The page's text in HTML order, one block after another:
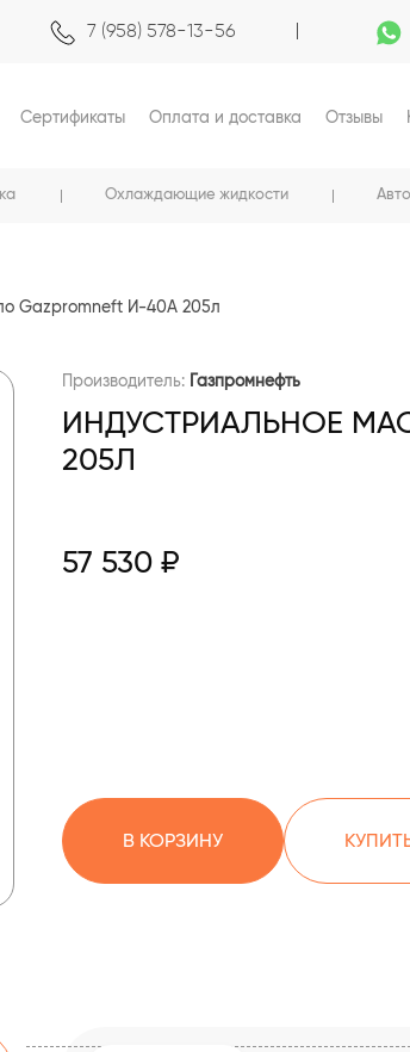
7 (958) 578-13-56
Сертификаты Оплата и доставка Отзывы
Охлаждающие жидкости
Gazpromneft И-40А 205л
Производитель: Газпромнефть
ИНДУСТРИАЛЬНОЕ
205Л
57 530 ₽
В КОРЗИНУ